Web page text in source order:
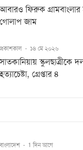
আবারও ফিরুক গ্রামবাংলার
গোলাপ জাম
প্রকাশকাল - ১৪ মে ২০২৬
সাতকানিয়ায় স্কুলছাত্রীকে
হত্যাচেষ্টা, গ্রেপ্তার ৪
বাংলাদেশ - 1 দিন আগে